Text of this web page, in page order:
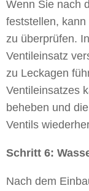
Wenn Sie nach
feststellen,
zu überprüfen.
Ventileinsatz
zu Leckagen
Ventileinsatzes
beheben und
Ventils
Schritt 6:
Nach dem